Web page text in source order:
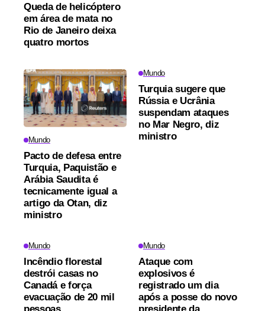
Queda de helicóptero
em área de mata no
Rio de Janeiro deixa
quatro mortos
Mundo
Pacto de defesa entre
Turquia, Paquistão e
Arábia Saudita é
tecnicamente igual a
artigo da Otan, diz
ministro
Mundo
Turquia sugere que
Rússia e Ucrânia
suspendam ataques
no Mar Negro, diz
ministro
Mundo
Incêndio florestal
destrói casas no
Canadá e força
evacuação de 20 mil
pessoas
Mundo
Ataque com
explosivos é
registrado um dia
após a posse do novo
presidente da